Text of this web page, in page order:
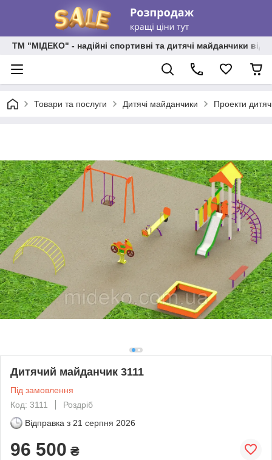
ТМ "МІДЕКО" - надійні спортивні та дитячі майданчики від
Товари та послуги Дитячі майданчики Проекти
Дитячий майданчик 3111
Під замовлення
Код: 3111
Роздріб
Відправка з 21 серпня 2026
96 500 ₴